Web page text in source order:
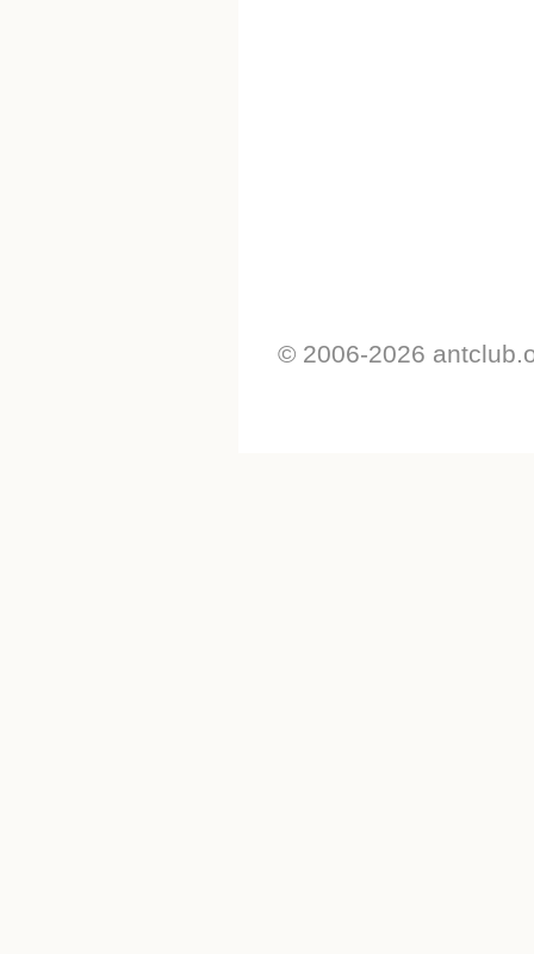
© 2006-2026